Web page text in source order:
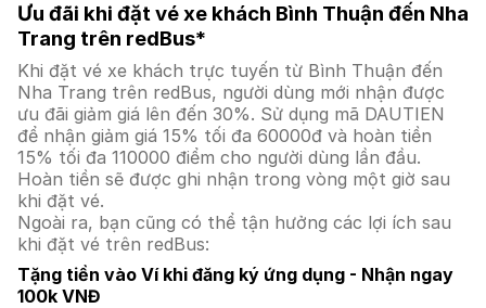
Ưu đãi khi đặt vé xe khách Bình Thuận đến Nha
Trang trên redBus*
Khi đặt vé xe khách trực tuyến từ Bình Thuận đến
Nha Trang trên redBus, người dùng mới nhận được
ưu đãi giảm giá lên đến 30%. Sử dụng mã DAUTIEN
để nhận giảm giá 15% tối đa 60000đ và hoàn tiền
15% tối đa 110000 điểm cho người dùng lần đầu.
Hoàn tiền sẽ được ghi nhận trong vòng một giờ sau
khi đặt vé.
Ngoài ra, bạn cũng có thể tận hưởng các lợi ích sau
khi đặt vé trên redBus:
Tặng tiền vào Ví khi đăng ký ứng dụng - Nhận ngay
100k VNĐ